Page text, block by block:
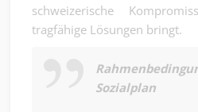
schweizerische
tragfähige Lösungen bringt.
Sozialplan